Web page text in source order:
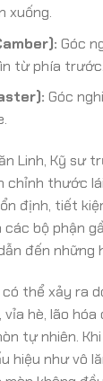
xuống.
Góc
từ phía trước.
Góc
Linh, Kỹ sư
chỉnh thước
định, tiết
bộ phận
đến những
thể xảy ra
vỉa hè, lão
tự nhiên.
hiệu như vô